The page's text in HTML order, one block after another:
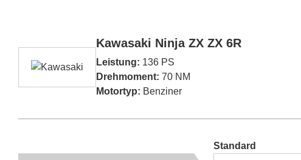
Kawasaki Ninja ZX ZX 6R
Leistung: 136 PS
Drehmoment: 70 NM
Motortyp: Benziner
Standard